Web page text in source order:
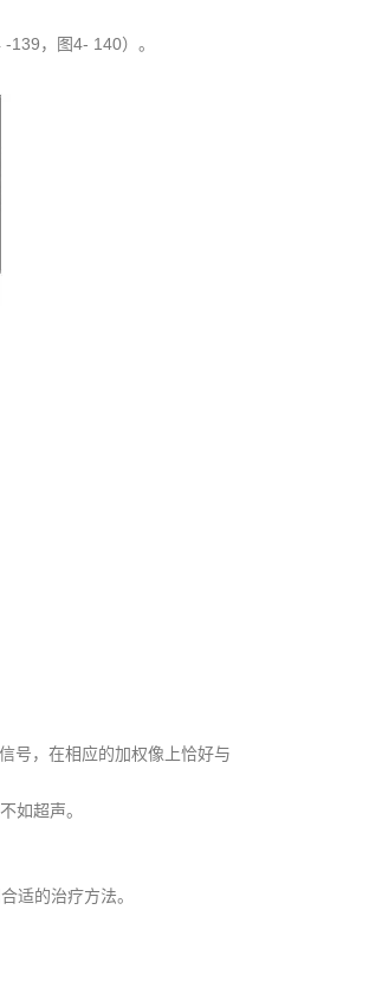
，图4- 140）。
号，在相应的加权像上恰好与
如超声。
适的治疗方法。